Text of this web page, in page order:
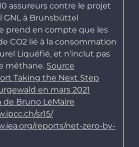
assureurs contre le projet
GNL à Brunsbüttel
prend en compte que les
CO2 lié à la consommation
Liquéfié, et n’inclut pas
méthane. Source
Taking the Next Step
en mars 2021
de Bruno LeMaire
sr15/
reports/net-zero-by-